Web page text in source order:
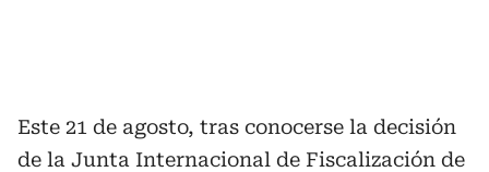
Este 21 de agosto, tras conocerse la decisión
de la Junta Internacional de Fiscalización de